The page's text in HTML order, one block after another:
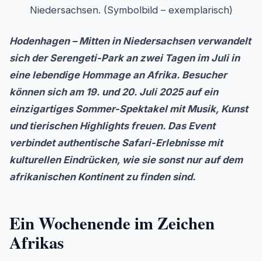
Niedersachsen. (Symbolbild – exemplarisch)
Hodenhagen – Mitten in Niedersachsen verwandelt
sich der Serengeti-Park an zwei Tagen im Juli in
eine lebendige Hommage an Afrika. Besucher
können sich am 19. und 20. Juli 2025 auf ein
einzigartiges Sommer-Spektakel mit Musik, Kunst
und tierischen Highlights freuen. Das Event
verbindet authentische Safari-Erlebnisse mit
kulturellen Eindrücken, wie sie sonst nur auf dem
afrikanischen Kontinent zu finden sind.
Ein Wochenende im Zeichen
Afrikas